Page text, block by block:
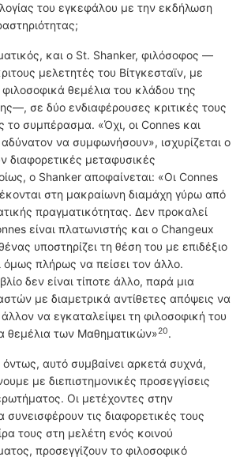
του εγκεφάλου με την εκδήλωση
και ο St. Shanker, φιλόσοφος —
μελετητές του Βίτγκεσταϊν, με
φιλοσοφικά θεμέλια του κλάδου της
σε δύο ενδιαφέρουσες κριτικές τους
συμπέρασμα. «Όχι, οι Connes και
να συμφωνήσουν», ισχυρίζεται ο
διαφορετικές μεταφυσικές
ο Shanker αποφαίνεται: «Οι Connes
στη μακραίωνη διαμάχη γύρω από
πραγματικότητας. Δεν προκαλεί
είναι πλατωνιστής και ο Changeux
υποστηρίζει τη θέση του με επιδέξιο
όμως πλήρως να πείσει τον άλλο.
δεν είναι τίποτε άλλο, παρά μια
με διαμετρικά αντίθετες απόψεις να
να εγκαταλείψει τη φιλοσοφική του
θεμέλια των Μαθηματικών»20.
όντως, αυτό συμβαίνει αρκετά συχνά,
με διεπιστημονικές προσεγγίσεις
Οι μετέχοντες στην
συνεισφέρουν τις διαφορετικές τους
τους στη μελέτη ενός κοινού
προσεγγίζουν το φιλοσοφικό